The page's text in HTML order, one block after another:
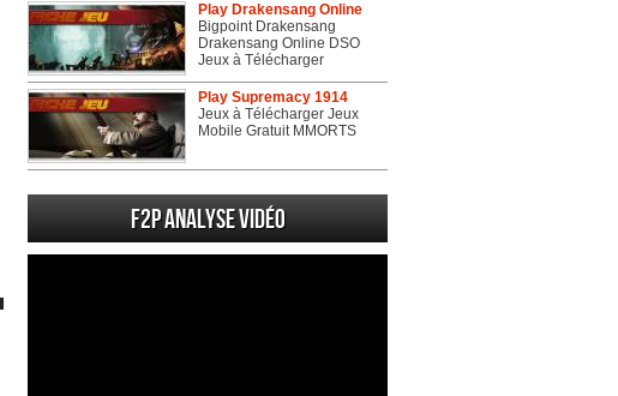
Play Drakensang Online
Bigpoint Drakensang
Drakensang Online DSO
Jeux à Télécharger
Play Supremacy 1914
Jeux à Télécharger Jeux
Mobile Gratuit MMORTS
F2P Analyse vidéo